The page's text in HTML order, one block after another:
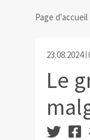
Page d'accueil
23.08.2024
Le